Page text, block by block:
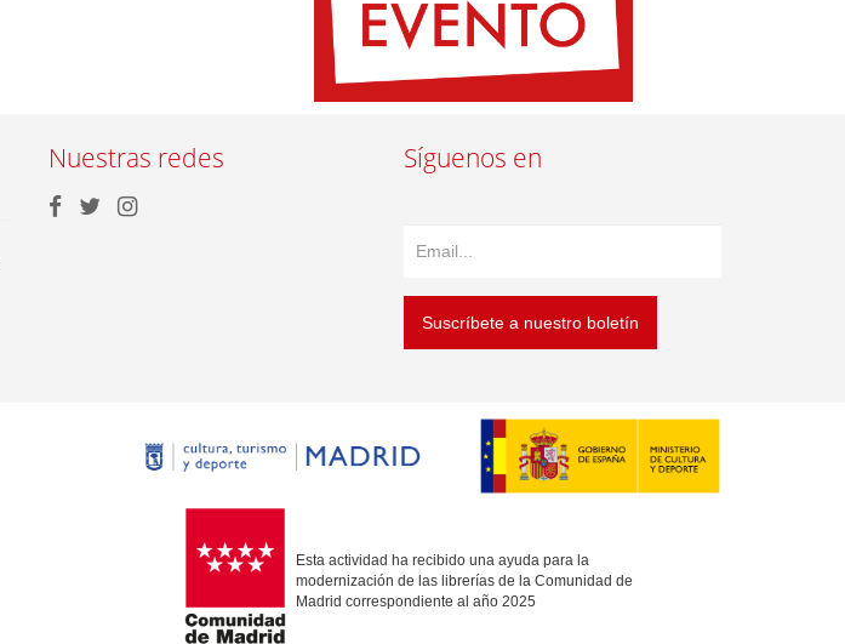
Nuestras redes Síguenos en
Suscríbete a nuestro boletín
Esta actividad ha recibido una ayuda para la
modernización de las librerías de la Comunidad de
Madrid correspondiente al año 2025